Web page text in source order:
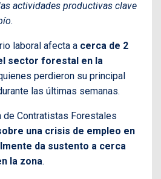
actividades productivas clave
laboral afecta a cerca de 2
sector forestal en la
perdieron su principal
las últimas semanas.
de Contratistas Forestales
una crisis de empleo en
da sustento a cerca
la zona.